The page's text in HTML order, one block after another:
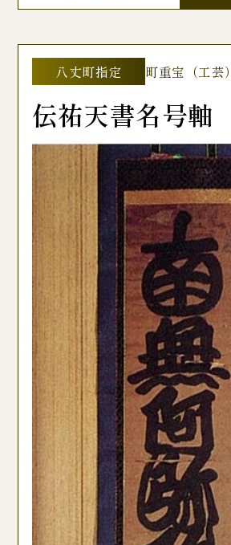
八丈町指定 町重宝（工芸）
伝祐天書名号軸